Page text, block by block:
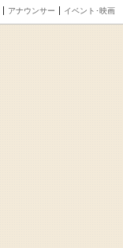
アナウンサー イベント･映画